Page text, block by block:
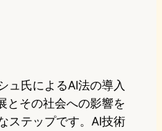
ュ氏によるAI法の導入
とその社会への影響を
ステップです。AI技術